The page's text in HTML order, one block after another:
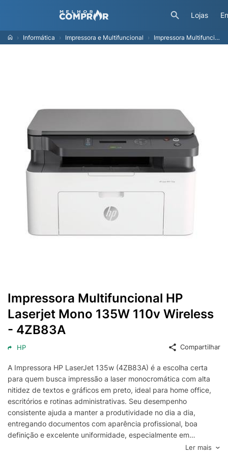
Lojas
Informática Impressora e Multifuncional Impressora Multifuncional HP Laserjet Mono 135W 110v Wireless - 4ZB83A
Impressora Multifuncional HP
Laserjet Mono 135W 110v Wireless
- 4ZB83A
HP Compartilhar
A Impressora HP LaserJet 135w (4ZB83A) é a escolha certa
para quem busca impressão a laser monocromática com alta
nitidez de textos e gráficos em preto, ideal para home office,
escritórios e rotinas administrativas. Seu desempenho
consistente ajuda a manter a produtividade no dia a dia,
entregando documentos com aparência profissional, boa
definição e excelente uniformidade, especialmente em
Ler mais